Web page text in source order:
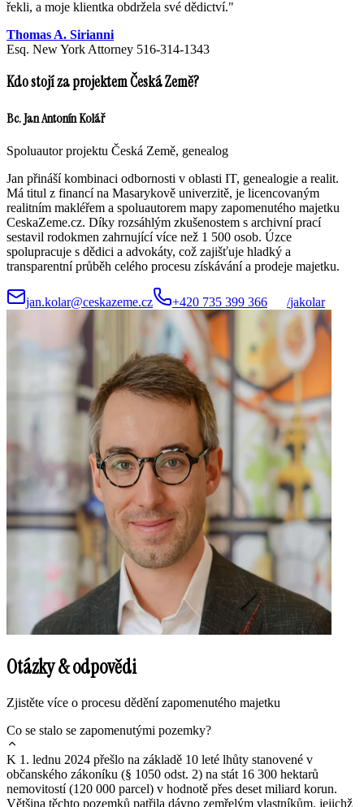
řekli, a moje klientka obdržela své dědictví."
Thomas A. Sirianni
Esq. New York Attorney 516-314-1343
Kdo stojí za projektem Česká Země?
Bc. Jan Antonín Kolář
Spoluautor projektu Česká Země, genealog
Jan přináší kombinaci odbornosti v oblasti IT, genealogie a realit.
Má titul z financí na Masarykově univerzitě, je licencovaným
realitním makléřem a spoluautorem mapy zapomenutého majetku
CeskaZeme.cz. Díky rozsáhlým zkušenostem s archivní prací
sestavil rodokmen zahrnující více než 1 500 osob. Úzce
spolupracuje s dědici a advokáty, což zajišťuje hladký a
transparentní průběh celého procesu získávání a prodeje majetku.
jan.kolar@ceskazeme.cz +420 735 399 366 /jakolar
Otázky & odpovědi
Zjistěte více o procesu dědění zapomenutého majetku
Co se stalo se zapomenutými pozemky?
K 1. lednu 2024 přešlo na základě 10 leté lhůty stanovené v
občanského zákoníku (§ 1050 odst. 2) na stát 16 300 hektarů
nemovitostí (120 000 parcel) v hodnotě přes deset miliard korun.
Většina těchto pozemků patřila dávno zemřelým vlastníkům, jejichž